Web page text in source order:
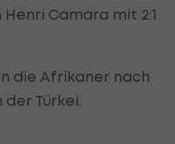
Camara mit 2:1
die Afrikaner nach
Türkei.